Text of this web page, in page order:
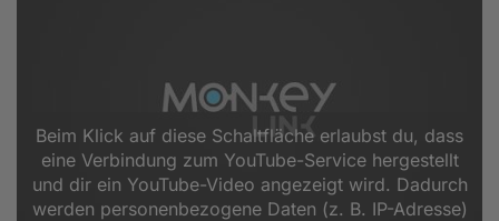
Beim Klick auf diese Schaltfläche erlaubst du, dass
eine Verbindung zum YouTube-Service hergestellt
und dir ein YouTube-Video angezeigt wird. Dadurch
werden personenbezogene Daten (z. B. IP-Adresse)